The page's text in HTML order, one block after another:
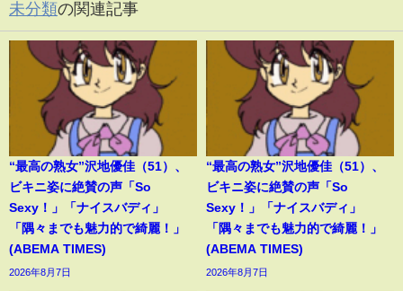
未分類の関連記事
“最高の熟女”沢地優佳（51）、
ビキニ姿に絶賛の声「So
Sexy！」「ナイスバディ」
「隅々までも魅力的で綺麗！」
(ABEMA TIMES)
2026年8月7日
“最高の熟女”沢地優佳（51）、
ビキニ姿に絶賛の声「So
Sexy！」「ナイスバディ」
「隅々までも魅力的で綺麗！」
(ABEMA TIMES)
2026年8月7日